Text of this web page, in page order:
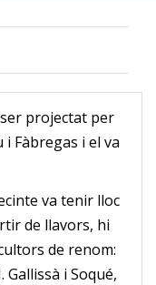
projectat per
i Fàbregas i el va
va tenir lloc
de llavors, hi
de renom:
Gallissà i Soqué,